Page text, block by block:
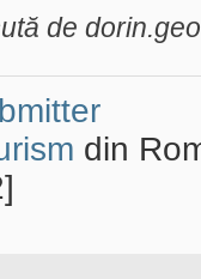
de
din